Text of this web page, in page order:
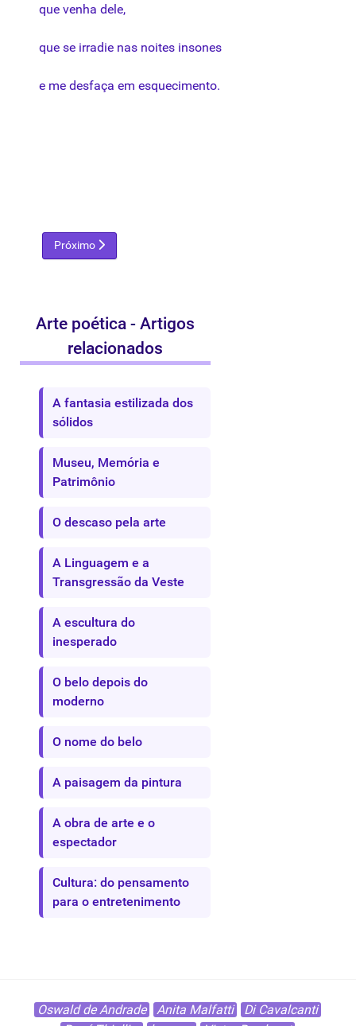
que venha dele,
que se irradie nas noites insones
e me desfaça em esquecimento.
Próximo artigo: Miguel, Anjo
Próximo
Arte poética - Artigos
relacionados
A fantasia estilizada dos
sólidos
Museu, Memória e
Patrimônio
O descaso pela arte
A Linguagem e a
Transgressão da Veste
A escultura do
inesperado
O belo depois do
moderno
O nome do belo
A paisagem da pintura
A obra de arte e o
espectador
Cultura: do pensamento
para o entretenimento
Oswald de Andrade Anita Malfatti
Di Cavalcanti